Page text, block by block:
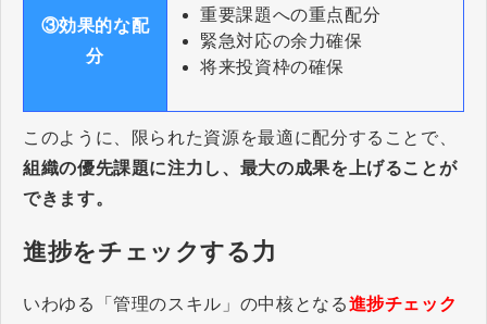
③効果的な配
分
重要課題への重点配分
緊急対応の余力確保
将来投資枠の確保
このように、限られた資源を最適に配分することで、
組織の優先課題に注力し、最大の成果を上げることが
できます。
進捗をチェックする力
いわゆる「管理のスキル」の中核となる進捗チェック